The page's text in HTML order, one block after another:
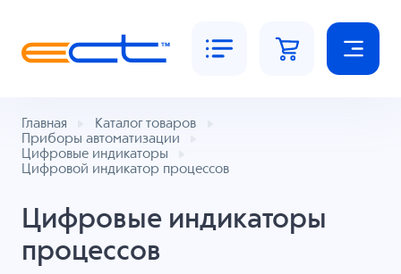
Главная
Каталог товаров
Приборы автоматизации
Цифровые индикаторы
Цифровой индикатор процессов
Цифровые индикаторы
процессов